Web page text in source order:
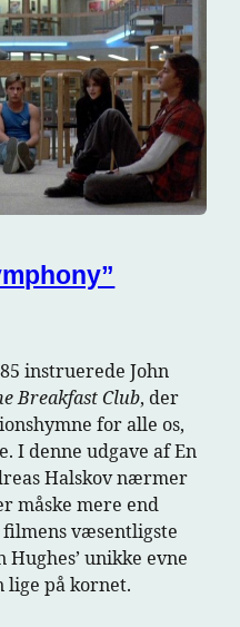
instruerede John
Breakfast Club, der
for alle os,
I denne udgave af En
Halskov nærmer
måske mere end
væsentligste
unikke evne
lige på kornet.